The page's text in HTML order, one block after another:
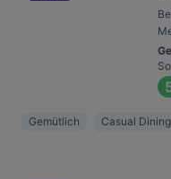
Gemütlich Casual Dining